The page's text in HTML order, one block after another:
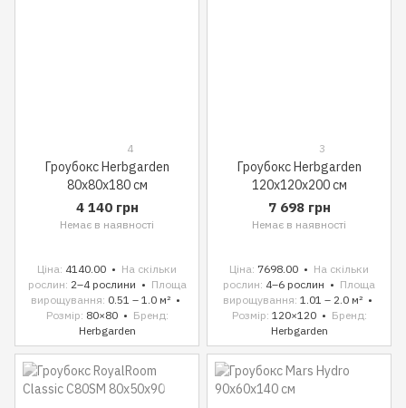
4
Гроубокс Herbgarden
80x80x180 см
4 140 грн
Немає в наявності
Ціна 4140.00
На скільки
рослин 2–4 рослини
Площа
вирощування 0.51 – 1.0 м²
Розмір 80×80
Бренд
Herbgarden
3
Гроубокс Herbgarden
120x120x200 см
7 698 грн
Немає в наявності
Ціна 7698.00
На скільки
рослин 4–6 рослин
Площа
вирощування 1.01 – 2.0 м²
Розмір 120×120
Бренд
Herbgarden